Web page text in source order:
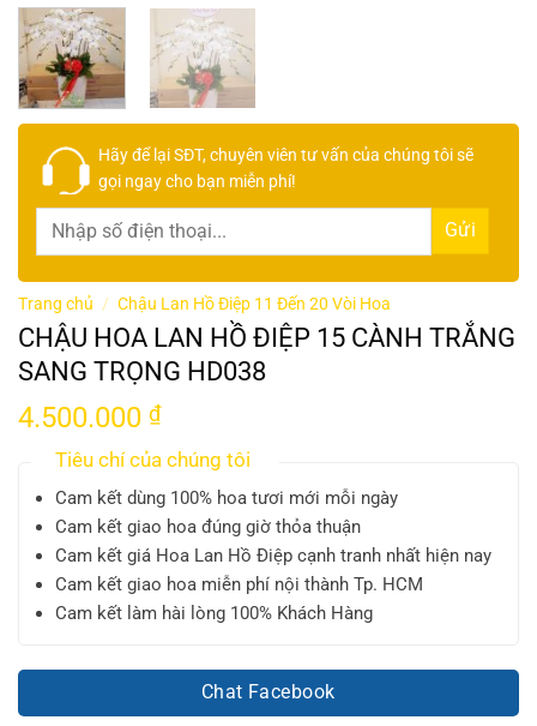
Hãy để lạiSĐT, chuyên viên tư vấn của chúng tôi sẽ
gọi ngay cho bạn miễn phí!
Trang chủ / Chậu Lan Hồ Điệp 11 Đến 20 Vòi Hoa
CHẬU HOA LAN HỒ ĐIỆP 15 CÀNH TRẮNG
SANG TRỌNG HD038
4.500.000 ₫
Tiêu chí của chúng tôi
Cam kết dùng 100% hoa tươi mới mỗi ngày
Cam kết giao hoa đúng giờ thỏa thuận
Cam kết giá Hoa Lan Hồ Điệp cạnh tranh nhất hiện nay
Cam kết giao hoa miễn phí nội thành Tp. HCM
Cam kết làm hài lòng 100% Khách Hàng
Chat Facebook